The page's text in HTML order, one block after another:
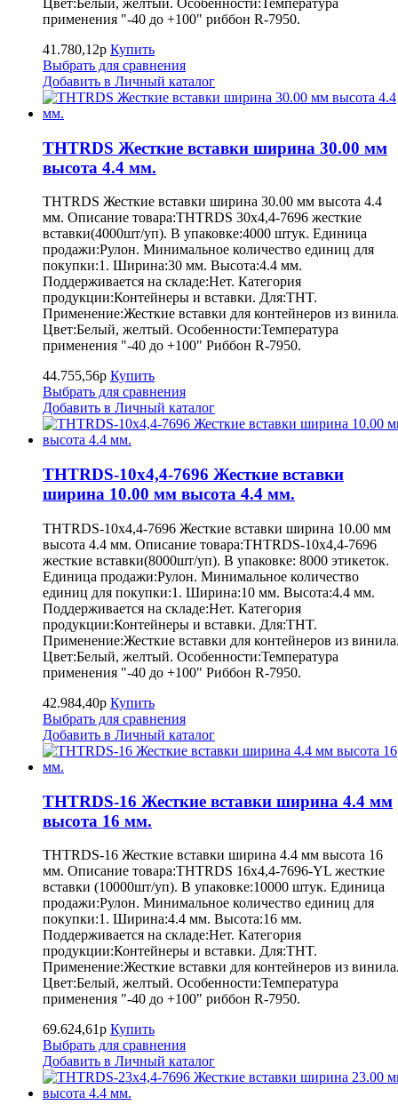
Цвет:Белый, желтый. Особенности:Температура
применения "-40 до +100" риббон R-7950.
41.780,12р Купить
Выбрать для сравнения
Добавить в Личный каталог
THTRDS Жесткие вставки ширина 30.00 мм
высота 4.4 мм.
THTRDS Жесткие вставки ширина 30.00 мм высота 4.4
мм. Описание товара:THTRDS 30x4,4-7696 жесткие
вставки(4000шт/уп). В упаковке:4000 штук. Единица
продажи:Рулон. Минимальное количество единиц для
покупки:1. Ширина:30 мм. Высота:4.4 мм.
Поддерживается на складе:Нет. Категория
продукции:Контейнеры и вставки. Для:THT.
Применение:Жесткие вставки для контейнеров из
Цвет:Белый, желтый. Особенности:Температура
применения "-40 до +100" Риббон R-7950.
44.755,56р Купить
Выбрать для сравнения
Добавить в Личный каталог
THTRDS-10x4,4-7696 Жесткие вставки
ширина 10.00 мм высота 4.4 мм.
THTRDS-10x4,4-7696 Жесткие вставки ширина 10.00 мм
высота 4.4 мм. Описание товара:THTRDS-10x4,4-7696
жесткие вставки(8000шт/уп). В упаковке: 8000 этикеток.
Единица продажи:Рулон. Минимальное количество
единиц для покупки:1. Ширина:10 мм. Высота:4.4 мм.
Поддерживается на складе:Нет. Категория
продукции:Контейнеры и вставки. Для:THT.
Применение:Жесткие вставки для контейнеров из
Цвет:Белый, желтый. Особенности:Температура
применения "-40 до +100" Риббон R-7950.
42.984,40р Купить
Выбрать для сравнения
Добавить в Личный каталог
THTRDS-16 Жесткие вставки ширина 4.4 мм
высота 16 мм.
THTRDS-16 Жесткие вставки ширина 4.4 мм высота 16
мм. Описание товара:THTRDS 16x4,4-7696-YL жесткие
вставки (10000шт/уп). В упаковке:10000 штук. Единица
продажи:Рулон. Минимальное количество единиц для
покупки:1. Ширина:4.4 мм. Высота:16 мм.
Поддерживается на складе:Нет. Категория
продукции:Контейнеры и вставки. Для:THT.
Применение:Жесткие вставки для контейнеров из
Цвет:Белый, желтый. Особенности:Температура
применения "-40 до +100" риббон R-7950.
69.624,61р Купить
Выбрать для сравнения
Добавить в Личный каталог